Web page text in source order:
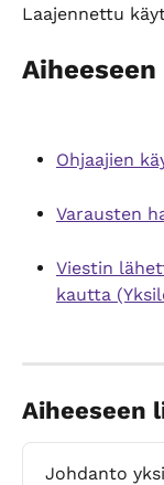
Laajennettu
Ohjaajien
Varausten
Viestin
kautta
Johdanto